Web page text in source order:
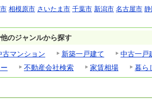
相模原市 さいたま市 千葉市 新潟市 名古屋市
のジャンルから探す
古マンション 新築一戸建て 中古一戸
不動産会社検索 家賃相場 暮ら